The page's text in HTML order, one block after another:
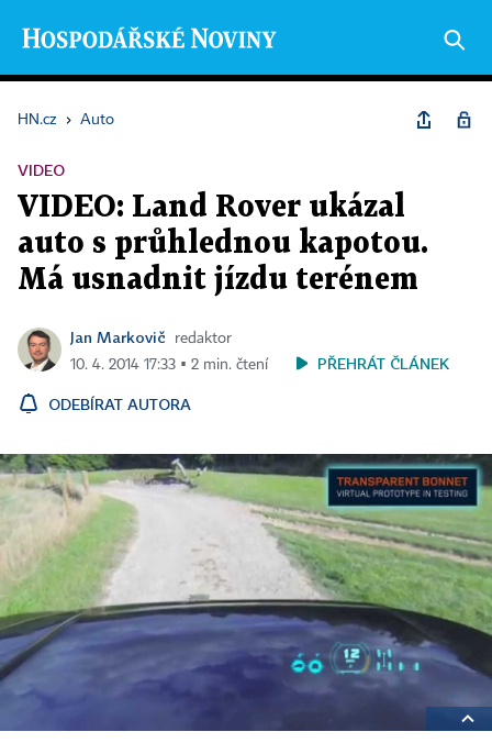
HN.cz › Auto
VIDEO
VIDEO: Land Rover ukázal
auto s průhlednou kapotou.
Má usnadnit jízdu terénem
Jan Markovič
redaktor
10. 4. 2014 17:33 ▪ 2 min. čtení
PŘEHRÁT ČLÁNEK
ODEBÍRAT AUTORA